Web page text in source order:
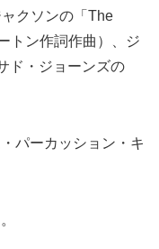
クソンの「The
トン作詞作曲）、ジ
ド・ジョーンズの
パーカッション・キ